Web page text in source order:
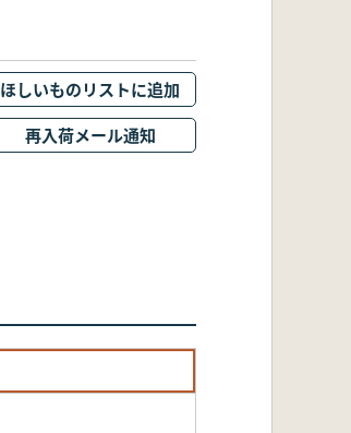
ほしいものリストに追加
再入荷メール通知